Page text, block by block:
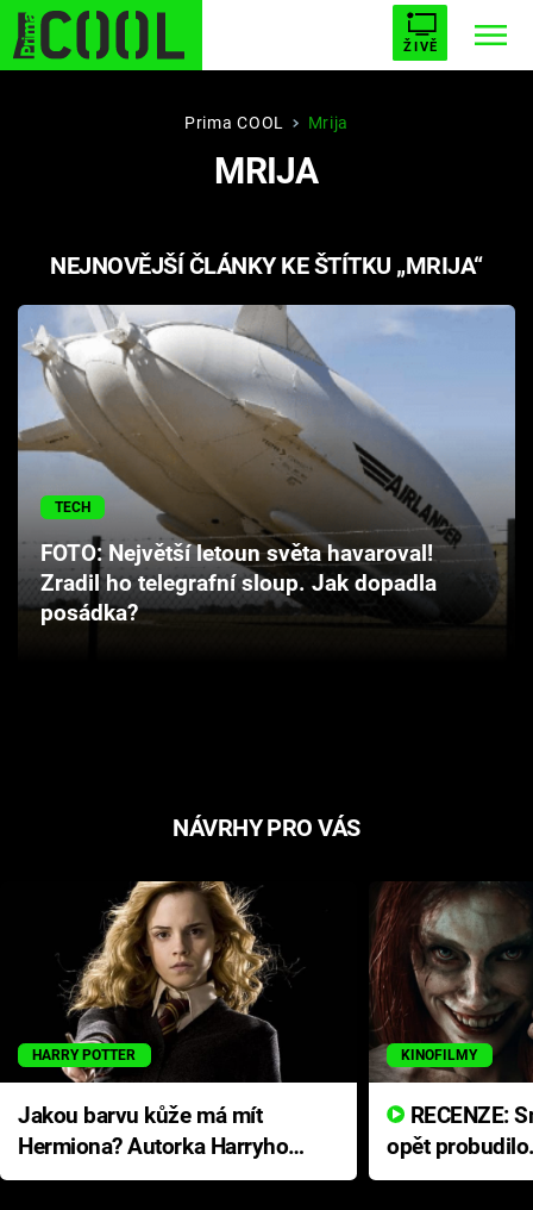
ŽIVĚ
BUFFY, PŘEMOŽITELKA UPÍRŮ
AVENGERS 5
Témata
Filmy
Seriály
Hry
Cool Esport
Pořady
Prima COOL Mrija
MRIJA
NEJNOVĚJŠÍ ČLÁNKY KE ŠTÍTKU „MRIJA“
TECH
FOTO: Největší letoun světa havaroval!
Zradil ho telegrafní sloup. Jak dopadla
posádka?
NÁVRHY PRO VÁS
HARRY POTTER
Jakou barvu kůže má mít
Hermiona? Autorka Harryho
Pottera přišla s ráznou
KINOFILMY
opět
přichází s